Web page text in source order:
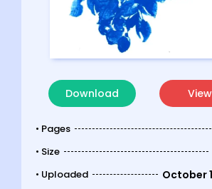
Download View
• Pages
• Size
• Uploaded October